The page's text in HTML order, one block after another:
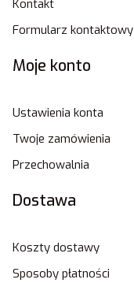
Kontakt
Formularz kontaktowy
Moje konto
Ustawienia konta
Twoje zamówienia
Przechowalnia
Dostawa
Koszty dostawy
Sposoby płatności